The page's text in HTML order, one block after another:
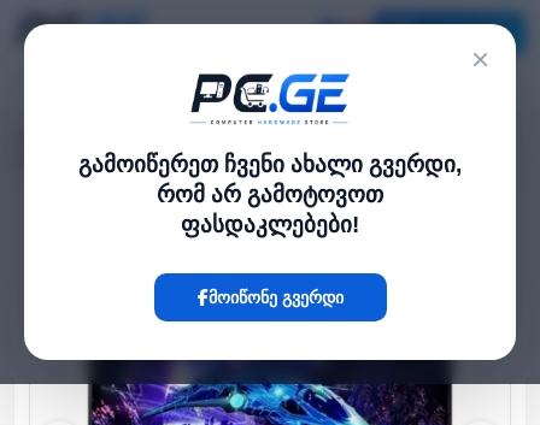
×
გამოიწერეთ ჩვენი ახალი გვერდი,
რომ არ გამოტოვოთ
ფასდაკლებები!
მოიწონე გვერდი
Odyssey G3 LS24DG300EIXCI 24" FHD 1920x1080 VA 1ms 180Hz